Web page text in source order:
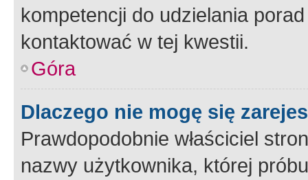
kompetencji do udzielania
kontaktować w tej kwestii.
Góra
Dlaczego nie mogę się
Prawdopodobnie właściciel
nazwy użytkownika, której